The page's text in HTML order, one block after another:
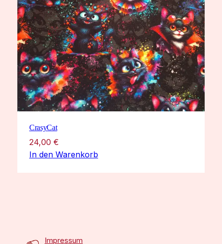
CrasyCat
24,00 €
In den Warenkorb
Impressum